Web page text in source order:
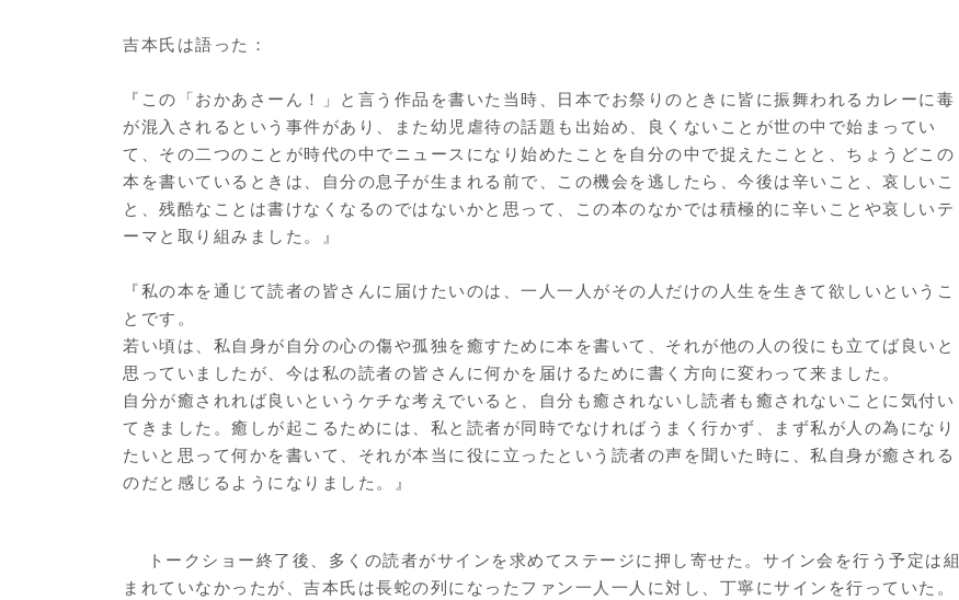
吉本氏は語った：
『この「おかあさーん！」と言う作品を書いた当時、日本でお祭りのときに皆に振舞われるカレーに毒
が混入されるという事件があり、また幼児虐待の話題も出始め、良くないことが世の中で始まってい
て、その二つのことが時代の中でニュースになり始めたことを自分の中で捉えたことと、ちょうどこの
本を書いているときは、自分の息子が生まれる前で、この機会を逃したら、今後は辛いこと、哀しいこ
と、残酷なことは書けなくなるのではないかと思って、この本のなかでは積極的に辛いことや哀しいテ
ーマと取り組みました。』
『私の本を通じて読者の皆さんに届けたいのは、一人一人がその人だけの人生を生きて欲しいというこ
とです。
若い頃は、私自身が自分の心の傷や孤独を癒すために本を書いて、それが他の人の役にも立てば良いと
思っていましたが、今は私の読者の皆さんに何かを届けるために書く方向に変わって来ました。
自分が癒されれば良いというケチな考えでいると、自分も癒されないし読者も癒されないことに気付い
てきました。癒しが起こるためには、私と読者が同時でなければうまく行かず、まず私が人の為になり
たいと思って何かを書いて、それが本当に役に立ったという読者の声を聞いた時に、私自身が癒される
のだと感じるようになりました。』
トークショー終了後、多くの読者がサインを求めてステージに押し寄せた。サイン会を行う予定は組
まれていなかったが、吉本氏は長蛇の列になったファン一人一人に対し、丁寧にサインを行っていた。